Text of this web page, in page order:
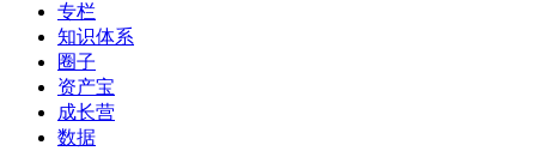
专栏
知识体系
圈子
资产宝
成长营
数据